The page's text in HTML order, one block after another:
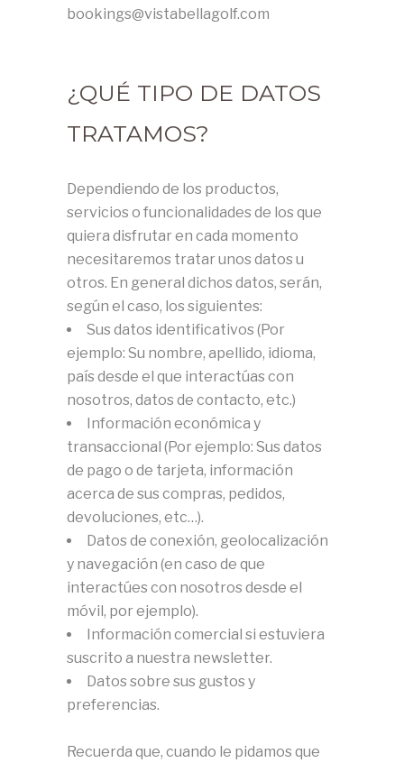
bookings@vistabellagolf.com
¿QUÉ TIPO DE DATOS
TRATAMOS?
Dependiendo de los productos,
servicios o funcionalidades de los que
quiera disfrutar en cada momento
necesitaremos tratar unos datos u
otros. En general dichos datos, serán,
según el caso, los siguientes:
Sus datos identificativos (Por
ejemplo: Su nombre, apellido, idioma,
país desde el que interactúas con
nosotros, datos de contacto, etc.)
Información económica y
transaccional (Por ejemplo: Sus datos
de pago o de tarjeta, información
acerca de sus compras, pedidos,
devoluciones, etc…).
Datos de conexión, geolocalización
y navegación (en caso de que
interactúes con nosotros desde el
móvil, por ejemplo).
Información comercial si estuviera
suscrito a nuestra newsletter.
Datos sobre sus gustos y
preferencias.
Recuerda que, cuando le pidamos que